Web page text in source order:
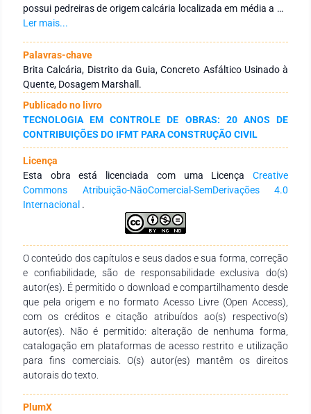
possui pedreiras de origem calcária localizada em média a 23
km do município e, de origem granítica distante a 63 km. O
Região da Guia, como material para dosagem de misturas
densas, faixa C prescrita pelo DNIT e o seu comportamento
nessa mistura. Caracterizou-se os agregados pelos ensaios
de granulometria, massa específica, abrasão Los Angeles,
índice de forma, adesividade do agregado ao ligante,
equivalente de areia. Determinou-se a faixa granulométrica
para enquadrar a mistura asfáltica na faixa C. Nas misturas
utilizou-se o teor de ligante em 5%, 5,5% e 6%, para determinar
o traço ideal, pela metodologia Marshall. Os resultados da
caracterização dos agregados e do ligante atenderam as
especificadas nas normativas vigentes. Com o Vv e a RBV
obteve-se o teor ótimo de ligante de 5,3%. Com os resultados
obtidos concluiu-se que a brita calcária da região da Grande
asfálticas densas, Faixa C DNIT.
Ler mais...
Palavras-chave
Brita Calcária, Distrito da Guia, Concreto Asfáltico Usinado à
Quente, Dosagem Marshall.
Publicado no livro
TECNOLOGIA EM CONTROLE DE OBRAS: 20 ANOS DE
CONTRIBUIÇÕES DO IFMT PARA CONSTRUÇÃO CIVIL
Licença
Esta obra está licenciada com uma Licença Creative
Commons Atribuição-NãoComercial-SemDerivações 4.0
Internacional .
O conteúdo dos capítulos e seus dados e sua forma, correção
e confiabilidade, são de responsabilidade exclusiva do(s)
autor(es). É permitido o download e compartilhamento desde
que pela origem e no formato Acesso Livre (Open Access),
com os créditos e citação atribuídos ao(s) respectivo(s)
autor(es). Não é permitido: alteração de nenhuma forma,
catalogação em plataformas de acesso restrito e utilização
para fins comerciais. O(s) autor(es) mantêm os direitos
autorais do texto.
PlumX